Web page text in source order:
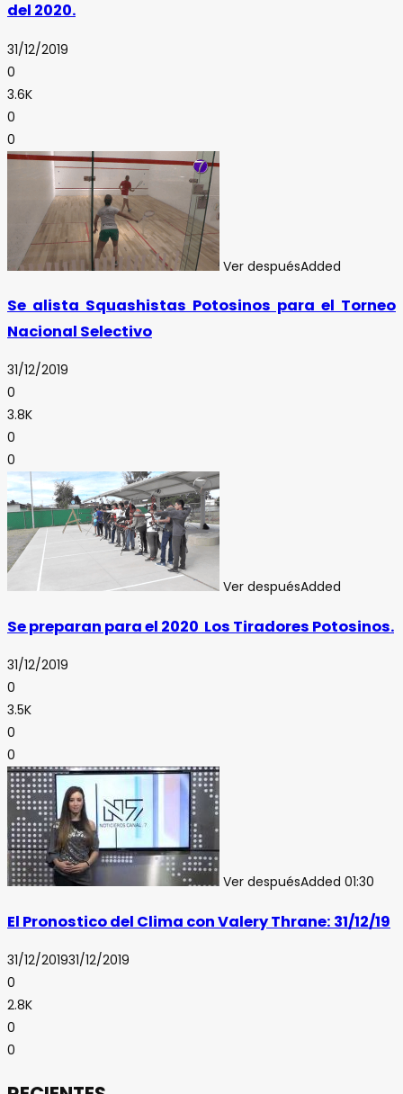
del 2020.
31/12/2019
0
3.6K
0
0
Ver despuésAdded
Se alista Squashistas Potosinos para el Torneo
Nacional Selectivo
31/12/2019
0
3.8K
0
0
Ver despuésAdded
Se preparan para el 2020 Los Tiradores Potosinos.
31/12/2019
0
3.5K
0
0
Ver despuésAdded 01:30
El Pronostico del Clima con Valery Thrane: 31/12/19
31/12/201931/12/2019
0
2.8K
0
0